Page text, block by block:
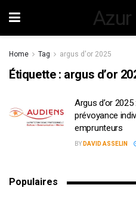
Home Tag argus d'or 2025
Étiquette : argus d’or
Argus d’or
prévoyance
emprunteurs
BY DAVID ASSELIN
Populaires